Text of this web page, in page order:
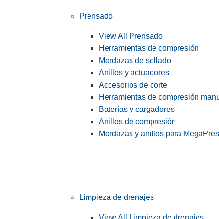
Prensado
View All Prensado
Herramientas de compresión
Mordazas de sellado
Anillos y actuadores
Accesorios de corte
Herramientas de compresión
Baterías y cargadores
Anillos de compresión
Mordazas y anillos para
Limpieza de drenajes
View All Limpieza de drenajes